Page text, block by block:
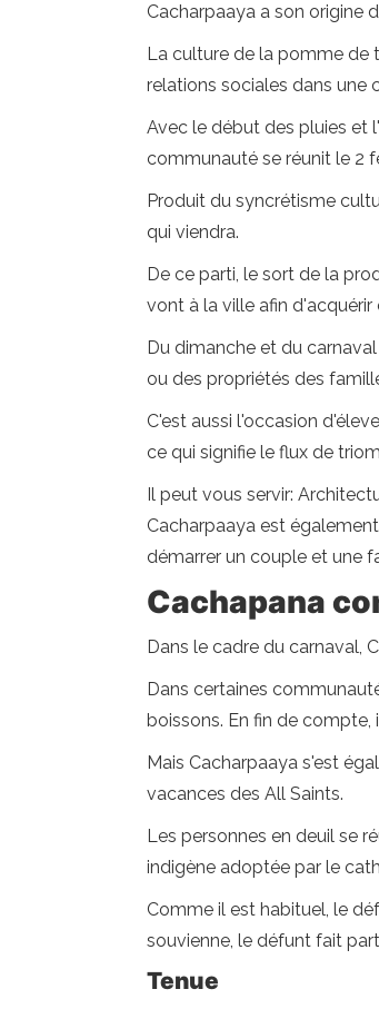
Cacharpaaya a son origine
La culture de la pomme de
relations sociales dans une
Avec le début des pluies et
communauté se réunit le 2
Produit du syncrétisme
qui viendra.
De ce parti, le sort de la
vont à la ville afin d'acquérir
Du dimanche et du
ou des propriétés des
C'est aussi l'occasion
ce qui signifie le flux de
Il peut vous servir:
Cacharpaaya est
démarrer un couple et une
Cachapana
Dans le cadre du carnaval,
Dans certaines
boissons. En fin de
Mais Cacharpaaya s'est
vacances des All Saints.
Les personnes en deuil se
indigène adoptée par le
Comme il est habituel, le
souvienne, le défunt fait
Tenue